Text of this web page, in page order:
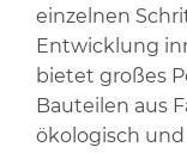
einzelnen
Entwicklung
bietet großes
Bauteilen aus
ökologisch